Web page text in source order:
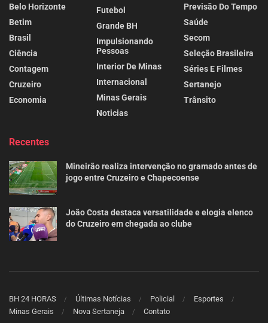
Belo Horizonte
Betim
Brasil
Ciência
Contagem
Cruzeiro
Economia
Futebol
Grande BH
Impulsionando
Pessoas
Interior De Minas
Internacional
Minas Gerais
Noticias
Previsão Do Tempo
Saúde
Secom
Seleção Brasileira
Séries E Filmes
Sertanejo
Trânsito
Recentes
Mineirão realiza intervenção no gramado antes de
jogo entre Cruzeiro e Chapecoense
João Costa destaca versatilidade e elogia elenco
do Cruzeiro em chegada ao clube
BH 24 HORAS Últimas Notícias Policial
Esportes
Minas Gerais
Nova Sertaneja Contato